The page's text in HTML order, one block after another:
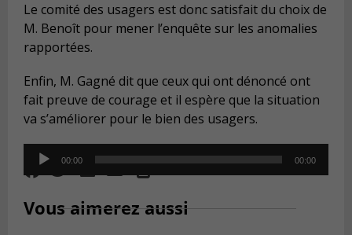
Le comité des usagers est donc satisfait du choix de
M. Benoît pour mener l’enquête sur les anomalies
rapportées.
Enfin, M. Gagné dit que ceux qui ont dénoncé ont
fait preuve de courage et il espère que la situation
va s’améliorer pour le bien des usagers.
Audio
Player
00:00 00:00
Vous aimerez aussi